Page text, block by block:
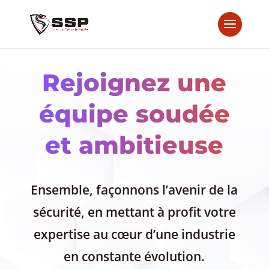
Rejoignez une
équipe soudée
et ambitieuse
Ensemble, façonnons l’avenir de la
sécurité, en mettant à profit votre
expertise au cœur d’une industrie
en constante évolution.